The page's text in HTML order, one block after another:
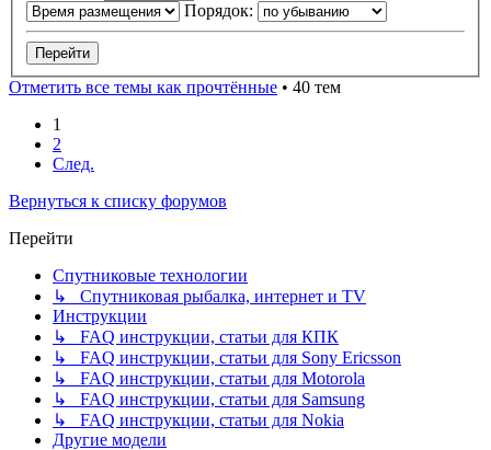
Порядок:
Отметить все темы как прочтённые • 40 тем
1
2
След.
Вернуться к списку форумов
Перейти
Спутниковые технологии
↳ Спутниковая рыбалка, интернет и TV
Инструкции
↳ FAQ инструкции, статьи для КПК
↳ FAQ инструкции, статьи для Sony Ericsson
↳ FAQ инструкции, статьи для Motorola
↳ FAQ инструкции, статьи для Samsung
↳ FAQ инструкции, статьи для Nokia
Другие модели